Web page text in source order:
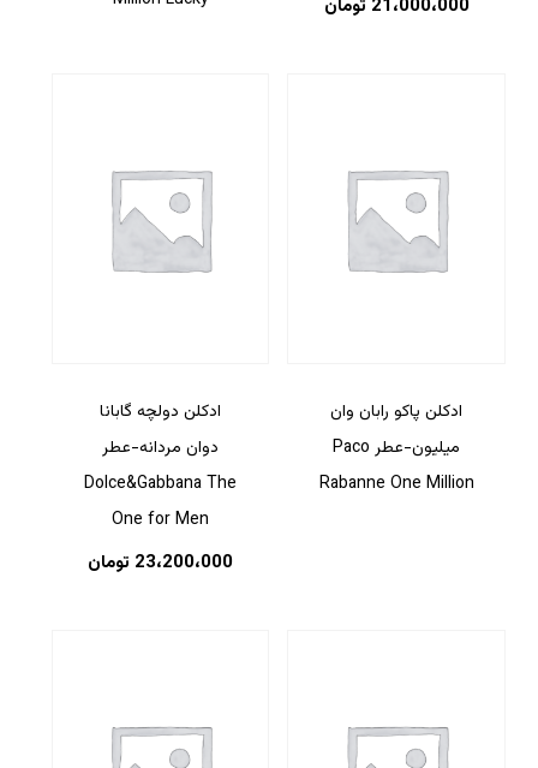
هیچ محصولی در سبد خرید نیست.
21،000،000 تومان
ادکلن پاکو رابان وان
میلیون-عطر Paco
Rabanne One Million
ادکلن دولچه گابانا
دوان مردانه-عطر
Dolce&Gabbana The
One for Men
23،200،000 تومان